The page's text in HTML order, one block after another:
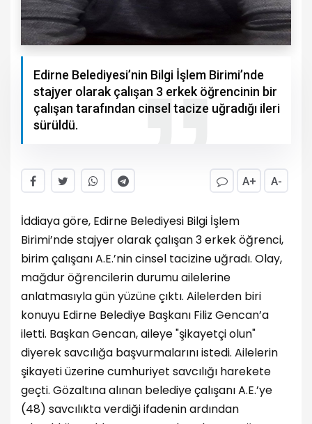
Edirne Belediyesi’nin Bilgi İşlem Birimi’nde
stajyer olarak çalışan 3 erkek öğrencinin bir
çalışan tarafından cinsel tacize uğradığı ileri
sürüldü.
A+ A-
İddiaya göre, Edirne Belediyesi Bilgi İşlem
Birimi’nde stajyer olarak çalışan 3 erkek öğrenci,
birim çalışanı A.E.’nin cinsel tacizine uğradı. Olay,
mağdur öğrencilerin durumu ailelerine
anlatmasıyla gün yüzüne çıktı. Ailelerden biri
konuyu Edirne Belediye Başkanı Filiz Gencan’a
iletti. Başkan Gencan, aileye "şikayetçi olun"
diyerek savcılığa başvurmalarını istedi. Ailelerin
şikayeti üzerine cumhuriyet savcılığı harekete
geçti. Gözaltına alınan belediye çalışanı A.E.’ye
(48) savcılıkta verdiği ifadenin ardından